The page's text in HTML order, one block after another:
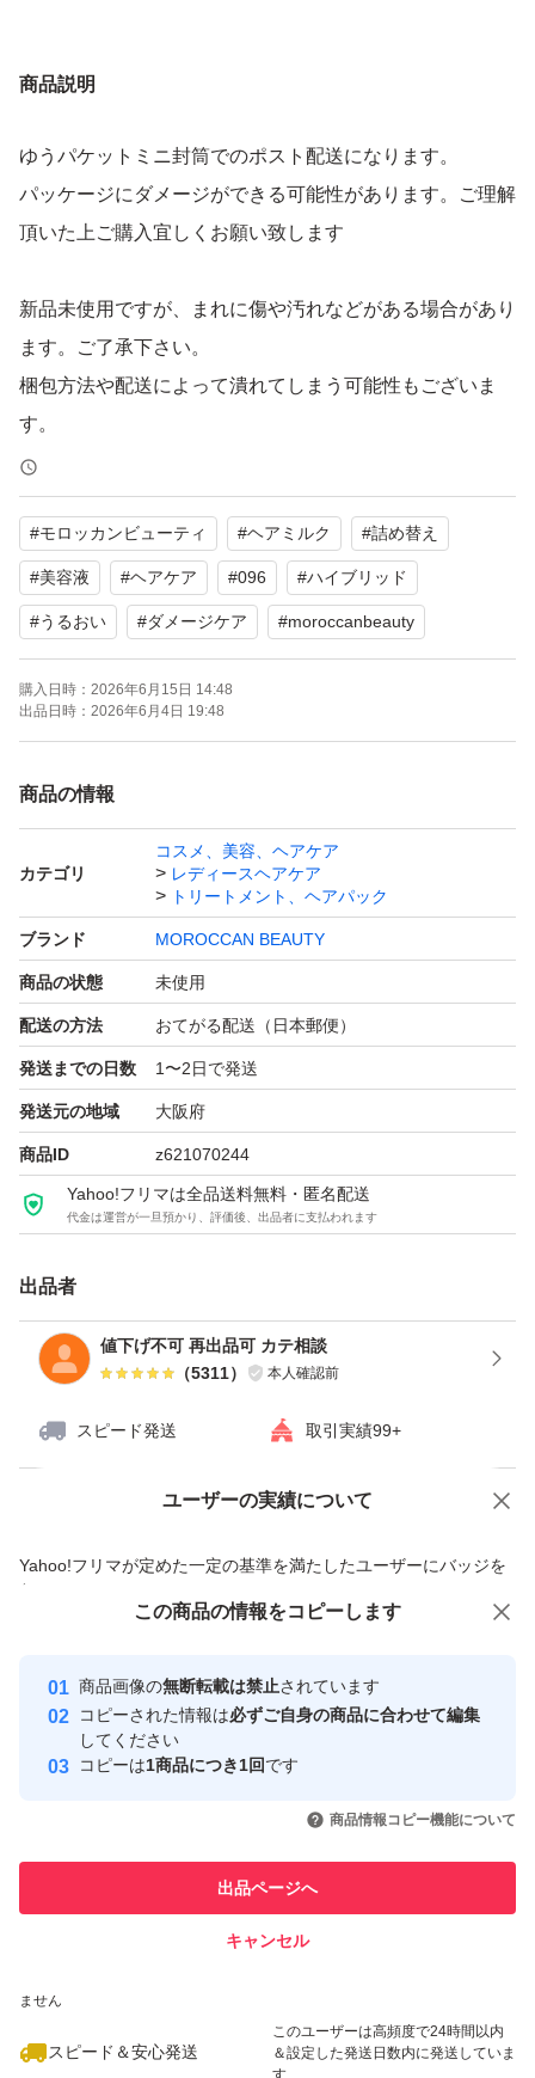
商品説明
ゆうパケットミニ封筒でのポスト配送になります。
パッケージにダメージができる可能性があります。ご理解
頂いた上ご購入宜しくお願い致します
新品未使用ですが、まれに傷や汚れなどがある場合があり
ます。ご了承下さい。
梱包方法や配送によって潰れてしまう可能性もございま
す。
素人自宅保管であること、ご理解頂ける方のみ、ご購入を
お願い致します
#モロッカンビューティ #ヘアミルク #詰め替え
#美容液 #ヘアケア #096 #ハイブリッド
#うるおい #ダメージケア #moroccanbeauty
購入日時： 2026年6月15日 14:48
出品日時： 2026年6月4日 19:48
商品の情報
カテゴリ
コスメ、美容、ヘアケア
レディースヘアケア
トリートメント、ヘアパック
ブランド MOROCCAN BEAUTY
商品の状態 未使用
配送の方法 おてがる配送（日本郵便）
発送までの日数 1〜2日で発送
発送元の地域 大阪府
商品ID z621070244
Yahoo!フリマは全品送料無料・匿名配送
代金は運営が一旦預かり、評価後、出品者に支払われます
出品者
値下げ不可 再出品可 カテ相談
（5311） 本人確認前
スピード発送 取引実績99+
ユーザーの実績について
Yahoo!フリマが定めた一定の基準を満たしたユーザーにバッジを
付与しています
安心取引出品者
心・安全なユーザーです
取引実績
引を完了させた実績があります
での取引実績があります
ません
スピード＆安心発送
このユーザーは高頻度で24時間以内
＆設定した発送日数内に発送していま
す
価格の相談 商品への質問
この商品の情報をコピーします
商品画像の無断転載は禁止されています
コピーされた情報は必ずご自身の商品に合わせて編集
してください
コピーは1商品につき1回です
商品情報コピー機能について
出品ページへ
キャンセル
この商品をみている人にオススメ